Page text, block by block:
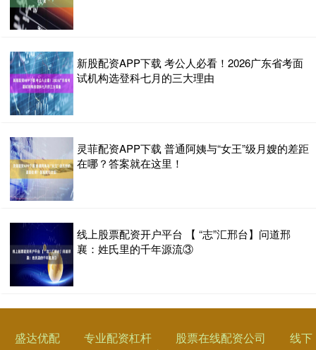
新股配资APP下载 考公人必看！2026广东省考面
试机构选登科七月的三大理由
灵菲配资APP下载 普通阿姨与“女王”级月嫂的差距
在哪？答案就在这里！
线上股票配资开户平台 【 “志”汇邢台】问道邢
襄：姓氏里的千年源流③
盛达优配 专业配资杠杆 股票在线配资公司
线下